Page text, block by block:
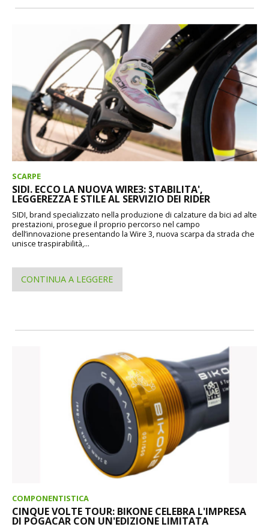
SCARPE
SIDI. ECCO LA NUOVA WIRE3: STABILITA',
LEGGEREZZA E STILE AL SERVIZIO DEI RIDER
SIDI, brand specializzato nella produzione di calzature da bici ad alte
prestazioni, prosegue il proprio percorso nel campo
dell’innovazione presentando la Wire 3, nuova scarpa da strada che
unisce traspirabilità,...
CONTINUA A LEGGERE
COMPONENTISTICA
CINQUE VOLTE TOUR: BIKONE CELEBRA L'IMPRESA
DI POGACAR CON UN'EDIZIONE LIMITATA